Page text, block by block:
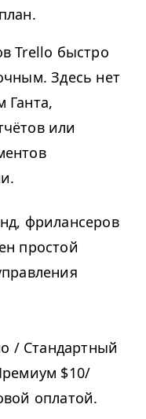
Trello быстро
Здесь нет
Ганта,
или
фрилансеров
простой
/ Стандартный
$10/​
оплатой.